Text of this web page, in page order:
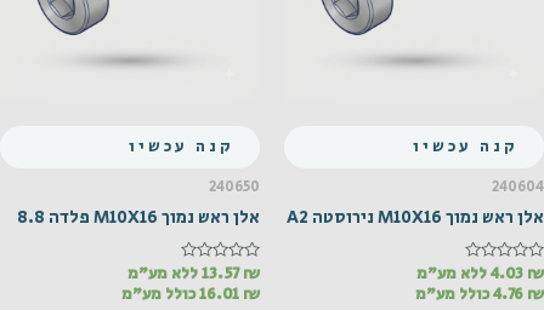
קנה עכשיו
240604
אלן ראש נמוך M10X16 נירוסטה A2
דורג
מתוך
4.03 ₪
ללא מע"מ
4.76 ₪ כולל מע"מ
קנה עכשיו
240650
אלן ראש נמוך M10X16 פלדה 8.8
דורג
מתוך
13.57₪
ללא מע"מ
16.01 ₪ כולל מע"מ